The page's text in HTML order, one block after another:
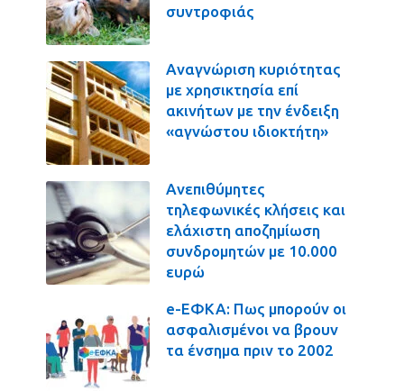
συντροφιάς
Αναγνώριση κυριότητας
με χρησικτησία επί
ακινήτων με την ένδειξη
«αγνώστου ιδιοκτήτη»
Ανεπιθύμητες
τηλεφωνικές κλήσεις και
ελάχιστη αποζημίωση
συνδρομητών με 10.000
ευρώ
e-ΕΦΚΑ: Πως μπορούν οι
ασφαλισμένοι να βρουν
τα ένσημα πριν το 2002